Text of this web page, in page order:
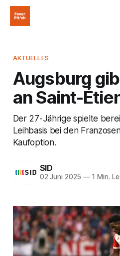
AKTUELLES
Augsburg
an Saint-
Der 27-Jährige spielte
Leihbasis bei den
Kaufoption.
SID
02 Juni 2025 —1 Min.